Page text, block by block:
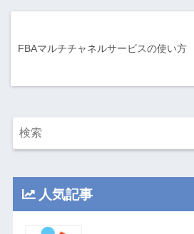
FBAマルチチャネルサービスの使い方
人気記事